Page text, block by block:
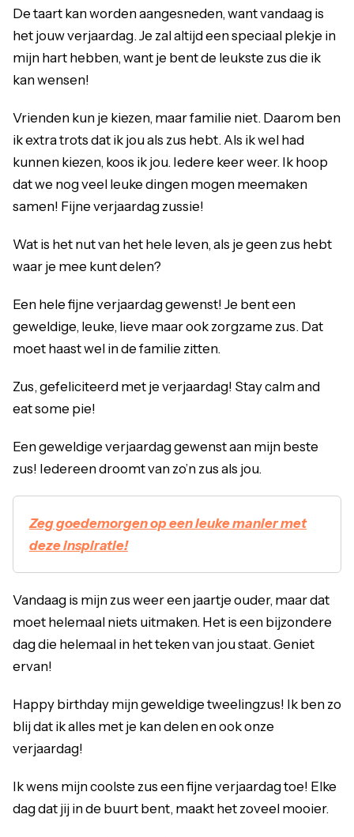
De taart kan worden aangesneden, want vandaag is
het jouw verjaardag. Je zal altijd een speciaal plekje in
mijn hart hebben, want je bent de leukste zus die ik
kan wensen!
Vrienden kun je kiezen, maar familie niet. Daarom ben
ik extra trots dat ik jou als zus hebt. Als ik wel had
kunnen kiezen, koos ik jou. Iedere keer weer. Ik hoop
dat we nog veel leuke dingen mogen meemaken
samen! Fijne verjaardag zussie!
Wat is het nut van het hele leven, als je geen zus hebt
waar je mee kunt delen?
Een hele fijne verjaardag gewenst! Je bent een
geweldige, leuke, lieve maar ook zorgzame zus. Dat
moet haast wel in de familie zitten.
Zus, gefeliciteerd met je verjaardag! Stay calm and
eat some pie!
Een geweldige verjaardag gewenst aan mijn beste
zus! Iedereen droomt van zo’n zus als jou.
Zeg goedemorgen op een leuke manier met
deze inspiratie!
Vandaag is mijn zus weer een jaartje ouder, maar dat
moet helemaal niets uitmaken. Het is een bijzondere
dag die helemaal in het teken van jou staat. Geniet
ervan!
Happy birthday mijn geweldige tweelingzus! Ik ben zo
blij dat ik alles met je kan delen en ook onze
verjaardag!
Ik wens mijn coolste zus een fijne verjaardag toe! Elke
dag dat jij in de buurt bent, maakt het zoveel mooier.